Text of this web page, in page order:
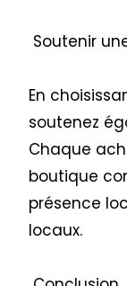
Soutenir
En
soutenez
Chaque
boutique
présence
locaux.